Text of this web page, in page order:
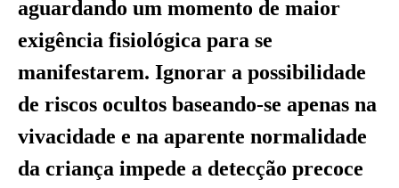
aguardando um momento de maior
exigência fisiológica para se
manifestarem. Ignorar a possibilidade
de riscos ocultos baseando-se apenas na
vivacidade e na aparente normalidade
da criança impede a detecção precoce